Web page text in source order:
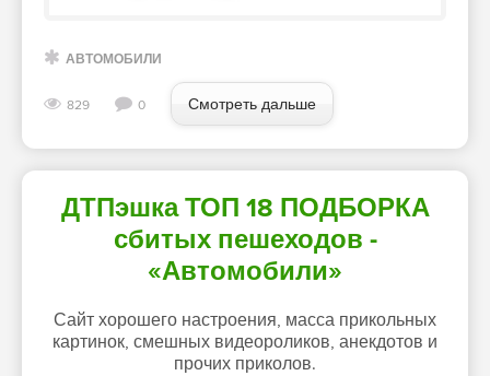
АВТОМОБИЛИ
829 0 Смотреть дальше
ДТПэшка ТОП 18 ПОДБОРКА
сбитых пешеходов -
«Автомобили»
Сайт хорошего настроения, масса прикольных
картинок, смешных видеороликов, анекдотов и
прочих приколов.